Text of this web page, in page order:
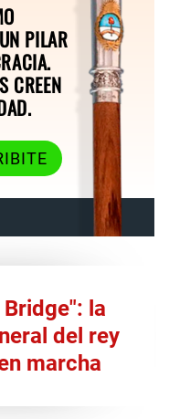
PILAR
CREEN
la
del rey
marcha